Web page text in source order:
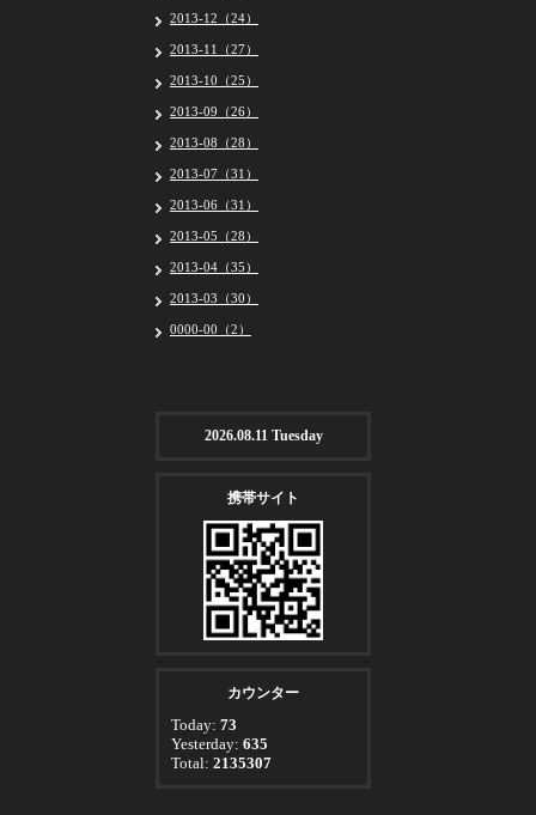
2013-12（24）
2013-11（27）
2013-10（25）
2013-09（26）
2013-08（28）
2013-07（31）
2013-06（31）
2013-05（28）
2013-04（35）
2013-03（30）
0000-00（2）
2026.08.11 Tuesday
携帯サイト
カウンター
Today: 73
Yesterday: 635
Total: 2135307